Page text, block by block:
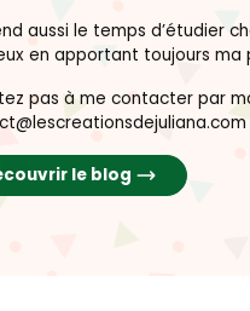
aussi le temps d’étudier
en apportant toujours ma
pas à me contacter par
le blog